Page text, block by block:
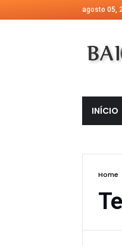
agosto 05,
INÍCIO
Home